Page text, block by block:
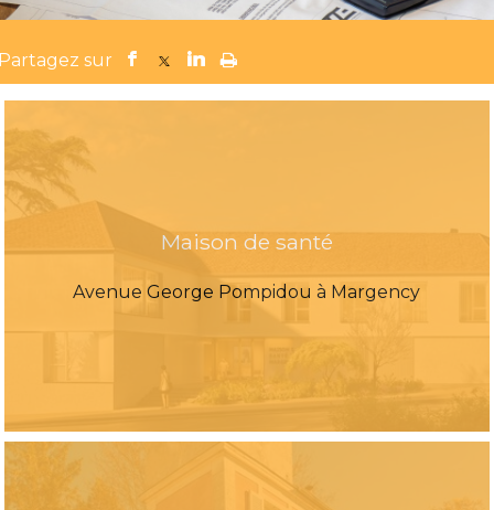
Maison de santé
Avenue George Pompidou à Margency